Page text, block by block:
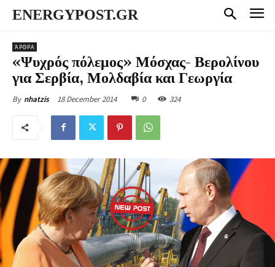
ENERGYPOST.GR
ΆΡΘΡΑ
«Ψυχρός πόλεμος» Μόσχας- Βερολίνου
για Σερβία, Μολδαβία και Γεωργία
By nhatzis 18 December 2014 0 324